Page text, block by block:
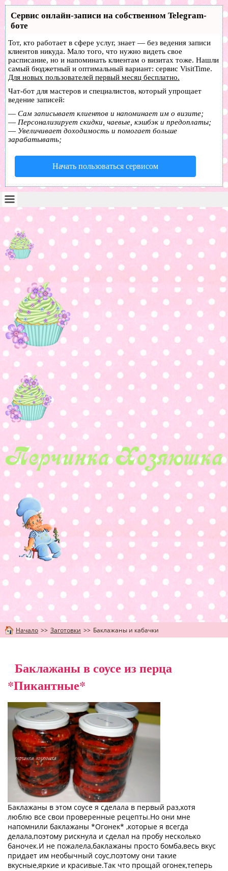
Сервис онлайн-записи на собственном Telegram-
боте
Тот, кто работает в сфере услуг, знает — без ведения записи
клиентов никуда. Мало того, что нужно видеть свое
расписание, но и напоминать клиентам о визитах тоже. Нашли
самый бюджетный и оптимальный вариант: сервис VisitTime.
Для новых пользователей первый месяц бесплатно.
Чат-бот для мастеров и специалистов, который упрощает
ведение записей:
— Сам записывает клиентов и напоминает им о визите;
— Персонализирует скидки, чаевые, кэшбэк и предоплаты;
— Увеличивает доходимость и помогает больше
зарабатывать;
Начать пользоваться сервисом
Начало >> Заготовки >> Баклажаны и кабачки
Баклажаны в соусе из перца
*Пикантные*
Баклажаны в этом соусе я сделала в первый раз,хотя
люблю все свои проверенные рецепты.Но они мне
напомнили баклажаны *Огонек* ,которые я всегда
делала,поэтому рискнула и сделал на пробу несколько
баночек.И не пожалела,баклажаны просто бомба,весь вкус
придает им необычный соус,поэтому они такие
вкусные,яркие и красивые.Так что прощай огонек,теперь